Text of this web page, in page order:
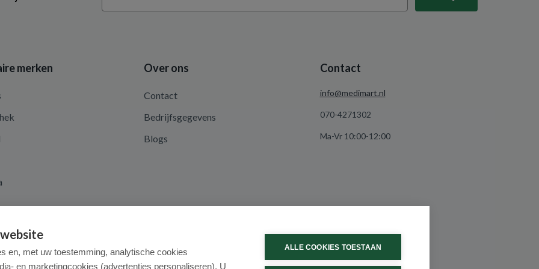
merken Over ons
Contact
Bedrijfsgegevens
Blogs
Contact
info@medimart.nl
070-4271302
Ma-Vr 10:00-12:00
en, met uw toestemming, analytische cookies
en marketingcookies (advertenties personaliseren). U
ALLE COOKIES TOESTAAN